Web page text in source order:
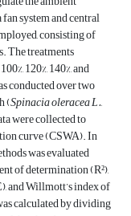
system and central
consisting of
The treatments
120%, 140%, and
conducted over two
(Spinacia oleracea L.,
were collected to
curve (CSWA). In
was evaluated
of determination (R²),
and Willmott’s index of
calculated by dividing